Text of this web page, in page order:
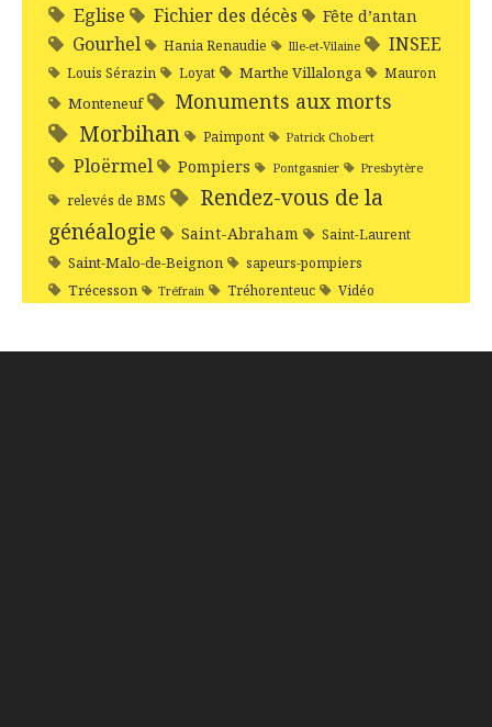
Eglise Fichier des décès Fête d’antan
Gourhel Hania Renaudie Ille-et-Vilaine INSEE
Louis Sérazin Loyat Marthe Villalonga Mauron
Monteneuf Monuments aux morts
Morbihan Paimpont Patrick Chobert
Ploërmel Pompiers Pontgasnier Presbytère
relevés de BMS
Rendez-vous de la
généalogie
Saint-Abraham Saint-Laurent
Saint-Malo-de-Beignon sapeurs-pompiers
Trécesson Tréfrain Tréhorenteuc Vidéo